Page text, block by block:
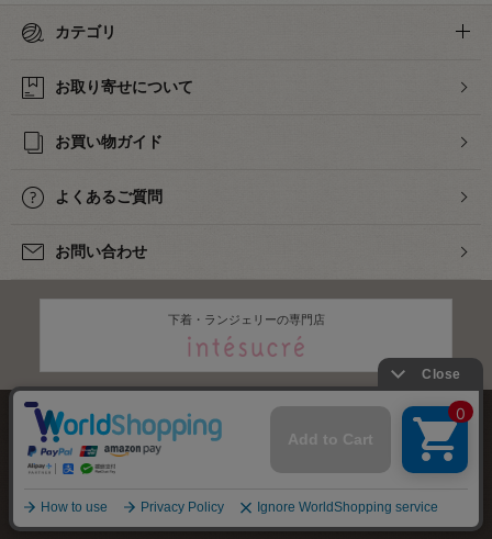
カテゴリ
お取り寄せについて
お買い物ガイド
よくあるご質問
お問い合わせ
下着・ランジェリーの専門店
株式会社オカダヤ
特定商取引法に基づく表記 プライバシーポリシー サイトマップ
2012-2026OKADAYA CO.,LTD.